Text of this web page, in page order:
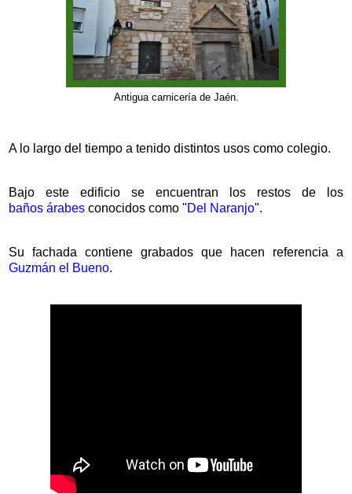
Antigua carnicería de Jaén.
A lo largo del tiempo a tenido distintos usos como colegio.
Bajo este edificio se encuentran los restos de los
baños árabes conocidos como "Del Naranjo".
Su fachada contiene grabados que hacen referencia a
Guzmán el Bueno.